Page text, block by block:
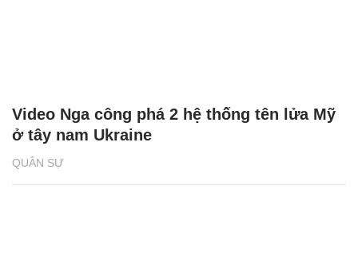
QUÂN SỰ
Video Nga công phá 2 hệ thống tên lửa Mỹ
ở tây nam Ukraine